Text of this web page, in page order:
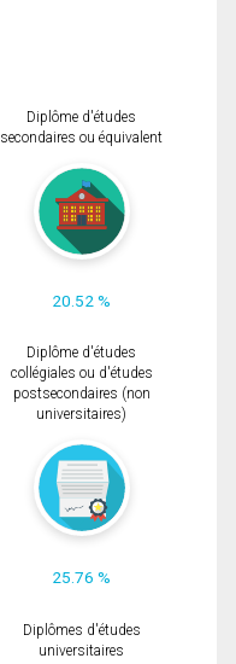
Diplôme d'études
secondaires ou équivalent
20.52 %
Diplôme d'études
collégiales ou d'études
postsecondaires (non
universitaires)
25.76 %
Diplômes d'études
universitaires